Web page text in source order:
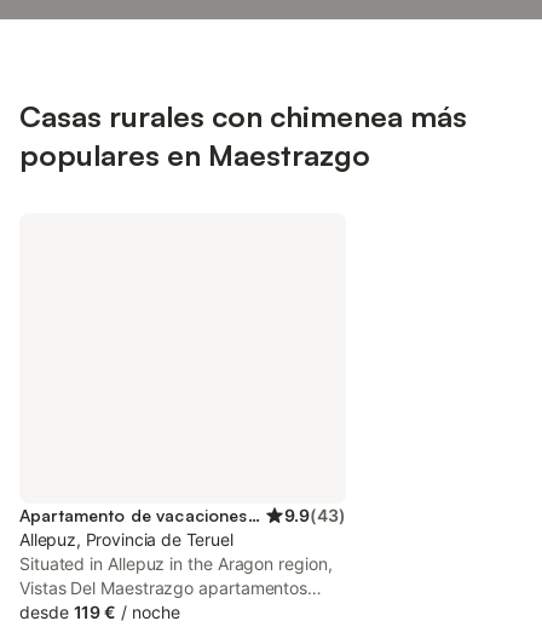
Casas rurales con chimenea más
populares en Maestrazgo
Apartamento de vacaciones para 4 personas 9.9(43)
Allepuz, Provincia de Teruel
Situated in Allepuz in the Aragon region,
Vistas Del Maestrazgo apartamentos
Rurales has a patio and river views. This
desde 119 € / noche